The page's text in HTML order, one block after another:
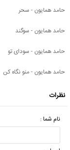
حامد همایون - سحر
حامد همایون - سوگند
حامد همایون - سودای تو
حامد همایون - منو نگاه کن
نظرات
نام شما :